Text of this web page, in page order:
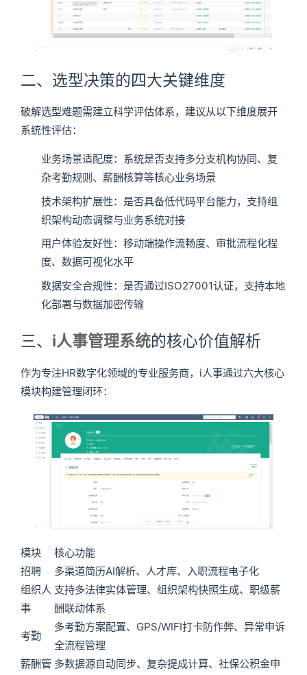
二、选型决策的四大关键维度
破解选型难题需建立科学评估体系，建议从以下维度展开
系统性评估：
业务场景适配度：系统是否支持多分支机构协同、复
杂考勤规则、薪酬核算等核心业务场景
技术架构扩展性：是否具备低代码平台能力，支持组
织架构动态调整与业务系统对接
用户体验友好性：移动端操作流畅度、审批流程化程
度、数据可视化水平
数据安全合规性：是否通过ISO27001认证，支持本地
化部署与数据加密传输
三、 i人事管理系统的核心价值解析
作为专注HR数字化领域的专业服务商，i人事通过六大核心
模块构建管理闭环：
模块
核心功能
招聘
多渠道简历AI解析、人才库、入职流程电子化
组织人
事
支持多法律实体管理、组织架构快照生成、职级薪
酬联动体系
考勤
多考勤方案配置、GPS/WIFI打卡防作弊、异常申诉
全流程管理
薪酬管 多数据源自动同步、复杂提成计算、社保公积金申